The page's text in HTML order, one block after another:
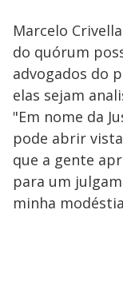
Marcelo
do quórum
advogados do
elas sejam
"Em nome da
pode abrir
que a gente
para um
minha